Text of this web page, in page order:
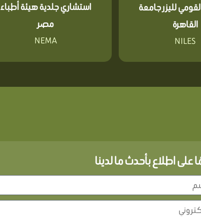
لليزر جامعة
القاهرة
NILES
استشاري جلدية هيئة أطباء
مصر
NEMA
على اطلاع بأحدث ما لدينا